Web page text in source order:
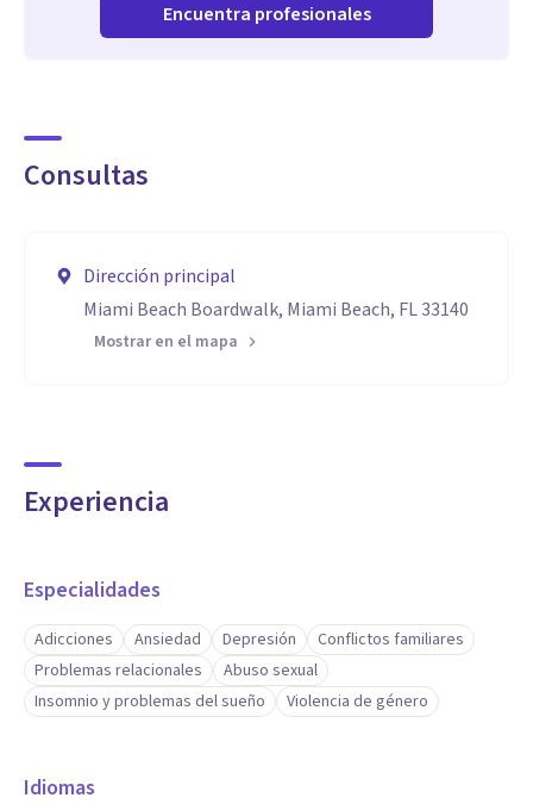
Encuentra profesionales
Consultas
Dirección principal
Miami Beach Boardwalk, Miami Beach, FL 33140
Mostrar en el mapa
Experiencia
Especialidades
Adicciones Ansiedad Depresión
Conflictos familiares
Problemas relacionales
Abuso sexual
Insomnio y problemas del sueño
Violencia de género
Idiomas